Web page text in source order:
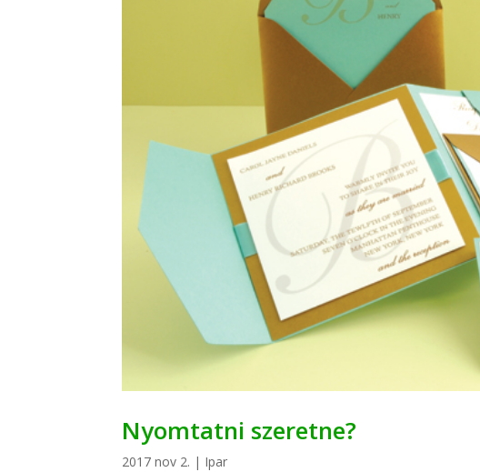
Nyomtatni szeretne?
2017 nov 2. | Ipar